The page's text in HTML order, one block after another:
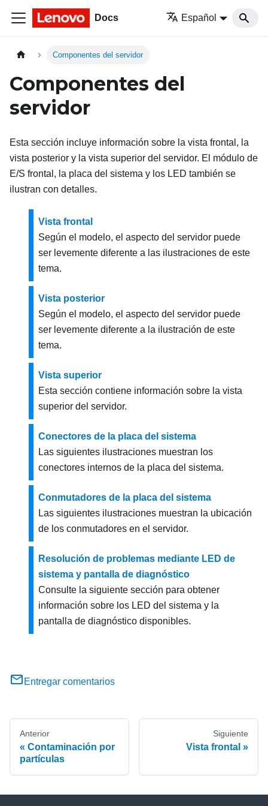
Docs Español
Componentes del servidor
Componentes del
servidor
Esta sección incluye información sobre la vista frontal, la
vista posterior y la vista superior del servidor. El módulo de
E/S frontal, la placa del sistema y los LED también se
ilustran con detalles.
Vista frontal
Según el modelo, el aspecto del servidor puede
ser levemente diferente a las ilustraciones de este
tema.
Vista posterior
Según el modelo, el aspecto del servidor puede
ser levemente diferente a la ilustración de este
tema.
Vista superior
Esta sección contiene información sobre la vista
superior del servidor.
Conectores de la placa del sistema
Las siguientes ilustraciones muestran los
conectores internos de la placa del sistema.
Conmutadores de la placa del sistema
Las siguientes ilustraciones muestran la ubicación
de los conmutadores en el servidor.
Resolución de problemas mediante LED de
sistema y pantalla de diagnóstico
Consulte la siguiente sección para obtener
información sobre los LED del sistema y la
pantalla de diagnóstico disponibles.
Entregar comentarios
Anterior
Contaminación por
partículas
Siguiente
Vista frontal